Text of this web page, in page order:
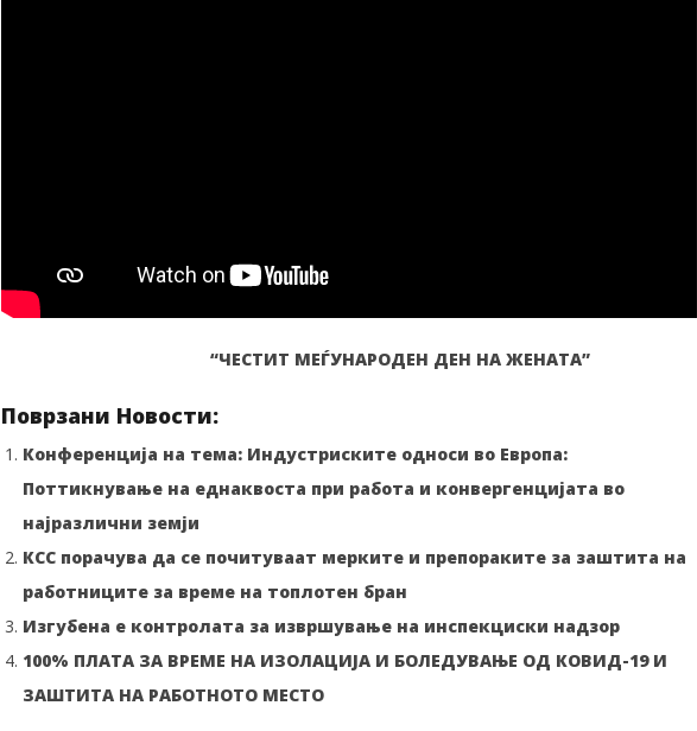
“ЧЕСТИТ МЕЃУНАРОДЕН ДЕН НА ЖЕНАТА”
Поврзани Новости:
Конференција на тема: Индустриските односи во Европа:
Поттикнување на еднаквоста при работа и конвергенцијата во
најразлични земји
КСС порачува да се почитуваат мерките и препораките за заштита на
работниците за време на топлотен бран
Изгубена е контролата за извршување на инспекциски надзор
100% ПЛАТА ЗА ВРЕМЕ НА ИЗОЛАЦИЈА И БОЛЕДУВАЊЕ ОД КОВИД-19 И
ЗАШТИТА НА РАБОТНОТО МЕСТО